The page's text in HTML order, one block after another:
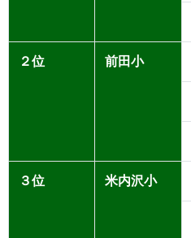
２位 前田小
３位 米内沢小